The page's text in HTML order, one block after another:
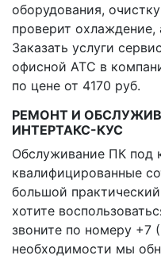
оборудования,
проверит
Заказать услуги
офисной АТС в
по цене от 4170 руб.
РЕМОНТ И
ИНТЕРТАКС-КУС
Обслуживание ПК под
квалифицированные
большой
хотите
звоните по номеру +7
необходимости мы